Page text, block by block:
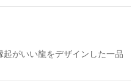
がいい龍をデザインした一品